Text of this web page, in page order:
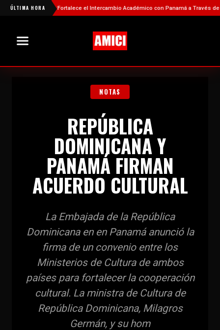
ÚLTIMA HORA
China Fortalece el Intercambio Académico con Panamá a Través de
NOTAS
REPÚBLICA
DOMINICANA Y
PANAMÁ FIRMAN
ACUERDO CULTURAL
La Embajada de la República
Dominicana en en Panamá anunció la
firma de un convenio entre los
Ministerios de Cultura de ambos
países para fortalecer la cooperación
cultural. La ministra de Cultura de
República Dominicana, Milagros
Germán, y su hom